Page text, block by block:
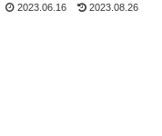
2023.06.16 2023.08.26